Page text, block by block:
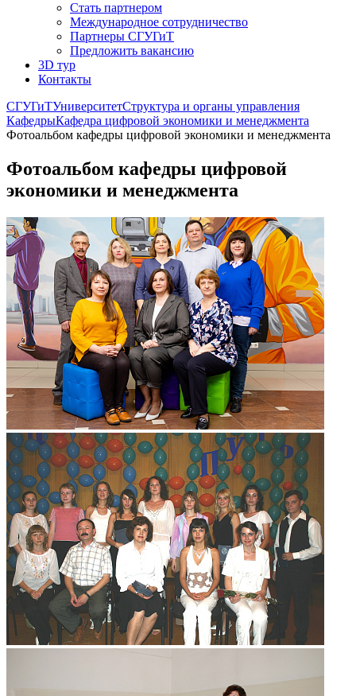
Стать партнером
Международное сотрудничество
Партнеры СГУГиТ
Предложить вакансию
3D тур
Контакты
СГУГиТУниверситетСтруктура и органы управления
КафедрыКафедра цифровой экономики и менеджмента
Фотоальбом кафедры цифровой экономики и менеджмента
Фотоальбом кафедры цифровой
экономики и менеджмента